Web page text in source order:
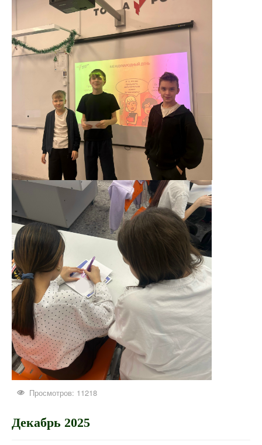
Просмотров: 11218
Декабрь 2025